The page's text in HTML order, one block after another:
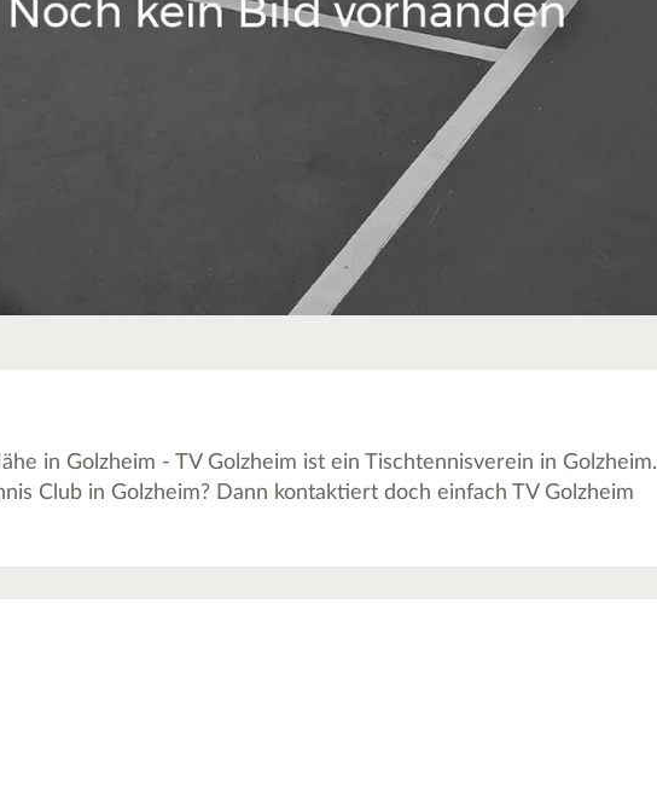
in Golzheim - TV Golzheim ist ein Tischtennisverein in Golzheim.
Club in Golzheim? Dann kontaktiert doch einfach TV Golzheim